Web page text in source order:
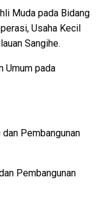
Muda pada Bidang
Usaha Kecil
Sangihe.
Umum pada
Pembangunan
Pembangunan